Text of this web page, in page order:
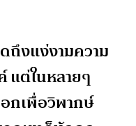
งแง่งามความ
แต่ในหลายๆ
กเพื่อวิพากษ์